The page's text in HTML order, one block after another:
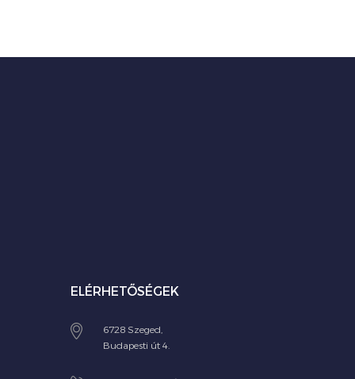
ELÉRHETŐSÉGEK
6728 Szeged,
Budapesti út 4.